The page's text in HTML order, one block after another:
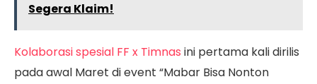
Segera Klaim!
Kolaborasi spesial FF x Timnas ini pertama kali dirilis
pada awal Maret di event “Mabar Bisa Nonton